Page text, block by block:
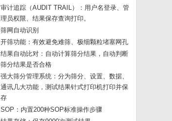
审计追踪（AUDIT TRAIL）：用户名登录、管
理员权限、结果保存查询打印。
筛网自动识别
开筛功能：有效避免难筛、极细颗粒堵塞网孔
结果自动比对：自动计算筛分结果，自动判断
筛分结果是否合格
强大筛分管理系统：分为筛分、设置、数据、
通讯几大功能，测试结果针式打印机打印并保
存
SOP：内置200种SOP标准操作步骤